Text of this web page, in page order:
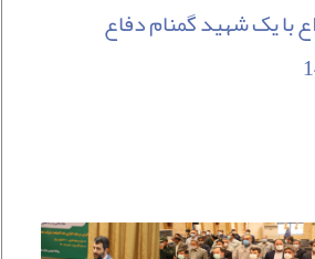
با یک شهید گمنام دفاع